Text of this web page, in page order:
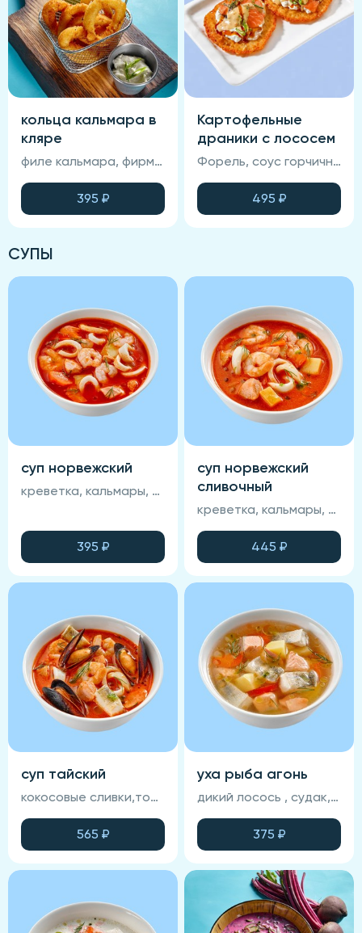
кольца кальмара в
кляре
филе кальмара, фирменная глазурь, соус спайси, панировка.
395 ₽
Картофельные
драники с лососем
Форель, соус горчичный, драник, зелень, огурцы свежие, соус фирменный.
495 ₽
СУПЫ
суп норвежский
креветка, кальмары, лосось, томатная основа, картофель, морковь, специи, запеченный хлеб, зелень
395 ₽
суп норвежский
сливочный
креветка, кальмары, лосось, томатная основа, картофель, морковь, специи, запеченный хлеб, зелень, сливки
445 ₽
суп тайский
кокосовые сливки,томатная основа, креветка, кальмар, лосось, судак, мидии, запеченный хлеб, зелень
565 ₽
уха рыба агонь
дикий лосось , судак, морковь, картофель, помидор, специи, запеченный хлеб, зелень
375 ₽